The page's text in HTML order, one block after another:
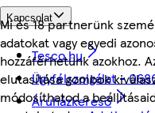
Mi és 18 partnerünk
adatokat vagy egyedi
hozzáférhetünk azokhoz.
elutasítása gombok
módosíthatod a
Kapcsolat
Tesco.hu
Ügyfélszolgálat -
Áruházkereső